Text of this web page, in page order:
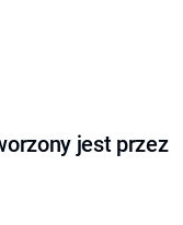
jest przez